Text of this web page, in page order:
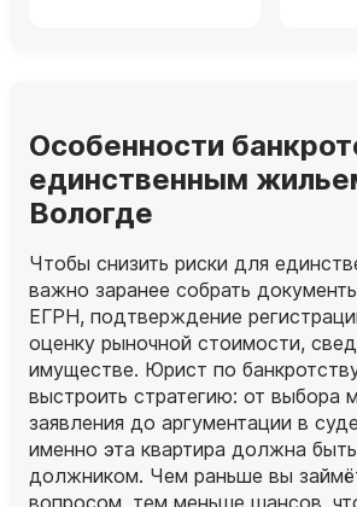
Особенности
единственным
Вологде
Чтобы снизить риски для
важно заранее собрать
ЕГРН, подтверждение
оценку рыночной стоимости,
имуществе. Юрист по
выстроить стратегию: от выбора
заявления до аргументации в
именно эта квартира должна
должником. Чем раньше вы